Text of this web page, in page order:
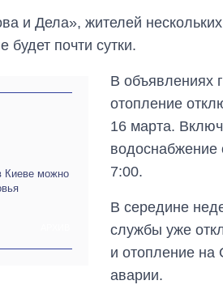
и Дела», жителей
почти сутки.
Киеве можно
В объявлениях
отопление
16 марта.
7:00.
В середине
службы уже
и отопление на
аварии.